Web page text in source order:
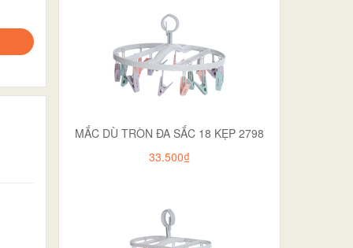
MẮC DÙ TRÒN ĐA SẮC 18 KẸP 2798
33.500₫